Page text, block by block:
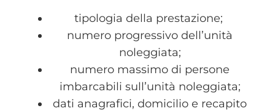
tipologia della prestazione;
numero progressivo dell’unità
noleggiata;
numero massimo di persone
imbarcabili sull’unità noleggiata;
dati anagrafici, domicilio e recapito